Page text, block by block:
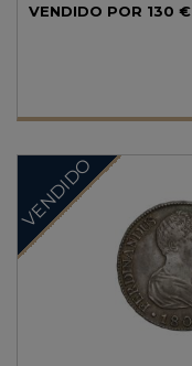
VENDIDO POR 130 €
VENDIDO